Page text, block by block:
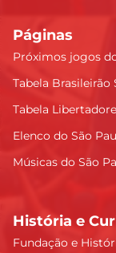
Páginas
Próximos jogos
Tabela Brasileirão
Tabela
Elenco do São
Músicas do São
História e
Fundação e